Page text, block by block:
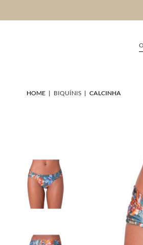
HOME | BIQUÍNIS | CALCINHA